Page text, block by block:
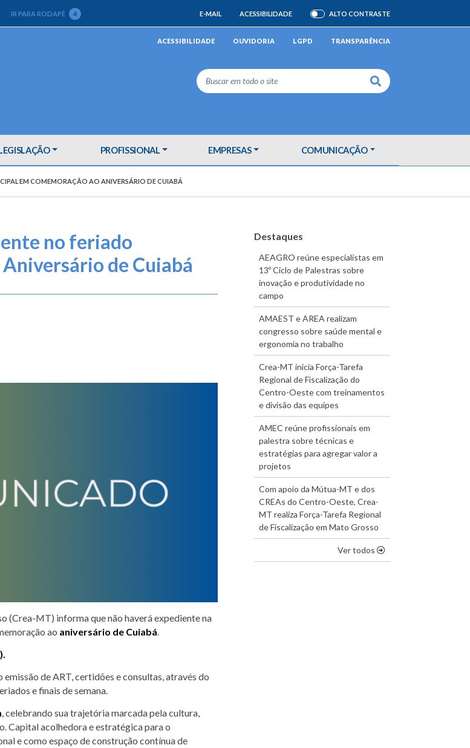
IR PARA RODAPÉ 4 E-MAIL ACESSIBILIDADE ATIVAR/DESATIVAR
ALTO CONTRASTE
ACESSIBILIDADE OUVIDORIA LGPD TRANSPARÊNCIA
Buscar
PROFISSIONAL EMPRESAS COMUNICAÇÃO
EM COMEMORAÇÃO AO ANIVERSÁRIO DE CUIABÁ
no feriado
de Cuiabá
(Crea-MT) informa que não haverá expediente na
ao aniversário de Cuiabá.
de ART, certidões e consultas, através do
e finais de semana.
, celebrando sua trajetória marcada pela cultura,
Capital acolhedora e estratégica para o
e como espaço de construção contínua de
Destaques
AEAGRO reúne especialistas em
13º Ciclo de Palestras sobre
inovação e produtividade no
campo
AMAEST e AREA realizam
congresso sobre saúde mental e
ergonomia no trabalho
Crea-MT inicia Força-Tarefa
Regional de Fiscalização do
Centro-Oeste com treinamentos
e divisão das equipes
AMEC reúne profissionais em
palestra sobre técnicas e
estratégias para agregar valor a
projetos
Com apoio da Mútua-MT e dos
CREAs do Centro-Oeste, Crea-
MT realiza Força-Tarefa Regional
de Fiscalização em Mato Grosso
Ver todos os destaques